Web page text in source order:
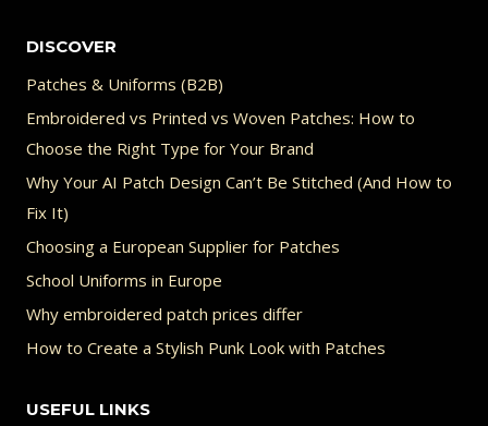
DISCOVER
Patches & Uniforms (B2B)
Embroidered vs Printed vs Woven Patches: How to
Choose the Right Type for Your Brand
Why Your AI Patch Design Can’t Be Stitched (And How to
Fix It)
Choosing a European Supplier for Patches
School Uniforms in Europe
Why embroidered patch prices differ
How to Create a Stylish Punk Look with Patches
USEFUL LINKS